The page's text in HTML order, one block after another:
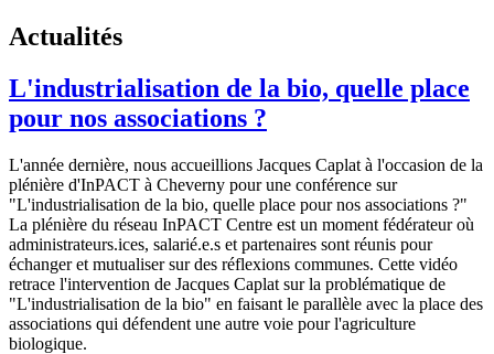
Actualités
L'industrialisation de la bio, quelle place
pour nos associations ?
L'année dernière, nous accueillions Jacques Caplat à l'occasion de la
plénière d'InPACT à Cheverny pour une conférence sur
"L'industrialisation de la bio, quelle place pour nos associations ?"
La plénière du réseau InPACT Centre est un moment fédérateur où
administrateurs.ices, salarié.e.s et partenaires sont réunis pour
échanger et mutualiser sur des réflexions communes. Cette vidéo
retrace l'intervention de Jacques Caplat sur la problématique de
"L'industrialisation de la bio" en faisant le parallèle avec la place des
associations qui défendent une autre voie pour l'agriculture
biologique.